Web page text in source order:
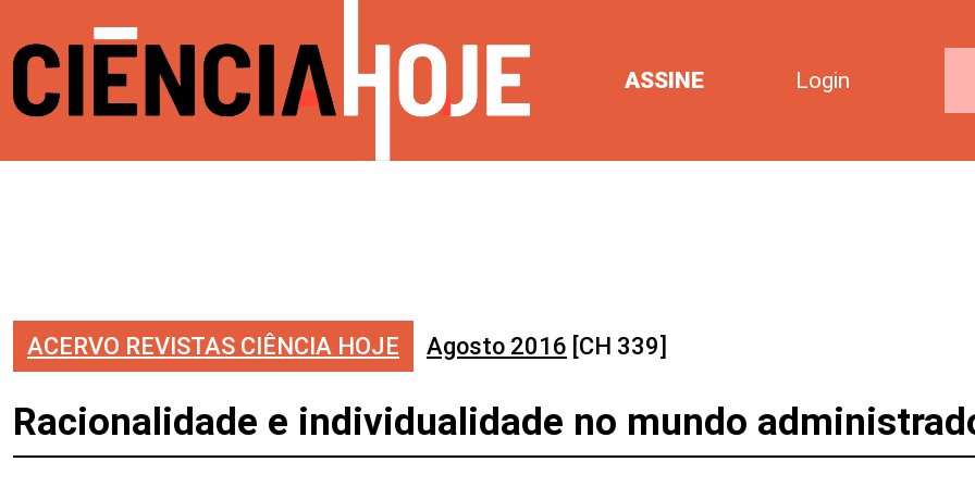
ASSINE Login
ACERVO REVISTAS CIÊNCIA HOJE Agosto 2016 [CH 339]
Racionalidade e individualidade no mundo